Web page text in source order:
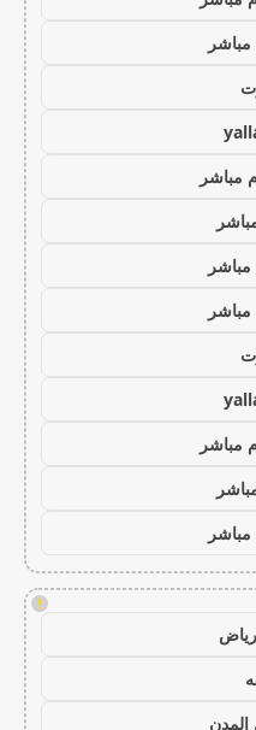
مباشر
مباشر
!